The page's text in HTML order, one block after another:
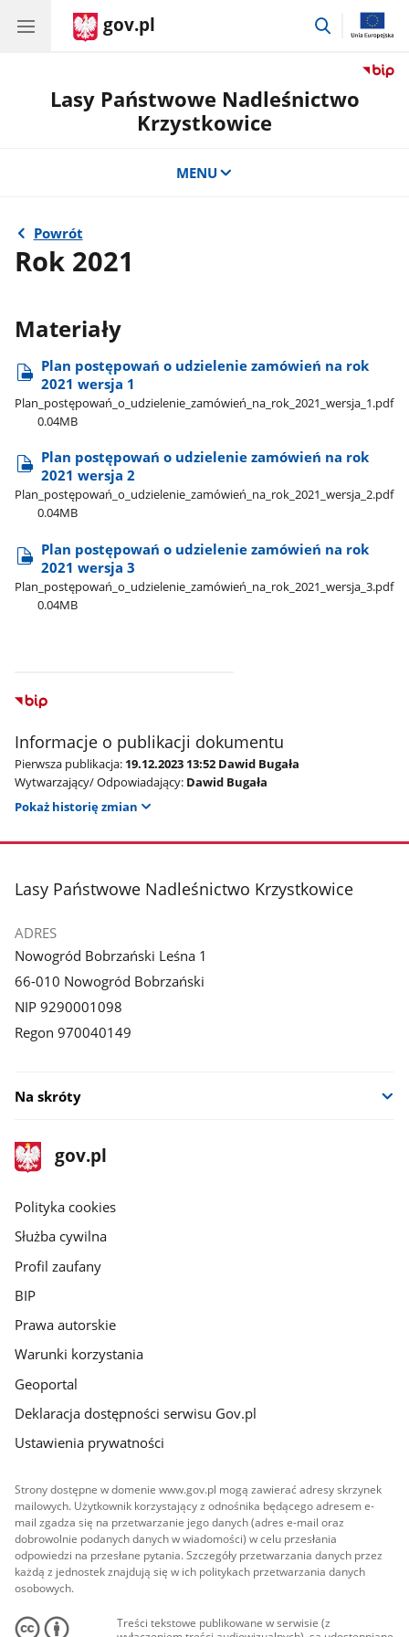
gov.pl
przejdź
Lasy Państwowe Nadleśnictwo
Krzystkowice
MENU
Powrót
Rok 2021
Materiały
Plan postępowań o udzielenie zamówień na rok
2021 wersja 1
Plan​_postępowań​_o​_udzielenie​_zamówień​_na​_rok​_2021​_wersja​_1.pdf
0.04MB
Plan postępowań o udzielenie zamówień na rok
2021 wersja 2
Plan​_postępowań​_o​_udzielenie​_zamówień​_na​_rok​_2021​_wersja​_2.pdf
0.04MB
Plan postępowań o udzielenie zamówień na rok
2021 wersja 3
Plan​_postępowań​_o​_udzielenie​_zamówień​_na​_rok​_2021​_wersja​_3.pdf
0.04MB
Informacje o publikacji dokumentu
Pierwsza publikacja: 19.12.2023 13:52 Dawid Bugała
Wytwarzający/ Odpowiadający: Dawid Bugała
Pokaż historię zmian
stopka
Lasy Państwowe Nadleśnictwo Krzystkowice
ADRES
Nowogród Bobrzański Leśna 1
66-010 Nowogród Bobrzański
NIP 9290001098
Regon 970040149
Na skróty
stopka
gov.pl
Strona
gov.pl
gov.pl
Polityka cookies
Służba cywilna
Profil zaufany
BIP
Prawa autorskie
Warunki korzystania
Geoportal
Deklaracja dostępności serwisu Gov.pl
Ustawienia prywatności
Strony dostępne w domenie www.gov.pl mogą zawierać adresy skrzynek
mailowych. Użytkownik korzystający z odnośnika będącego adresem e-
mail zgadza się na przetwarzanie jego danych (adres e-mail oraz
dobrowolnie podanych danych w wiadomości) w celu przesłania
odpowiedzi na przesłane pytania. Szczegóły przetwarzania danych przez
każdą z jednostek znajdują się w ich politykach przetwarzania danych
osobowych.
Treści tekstowe publikowane w serwisie (z